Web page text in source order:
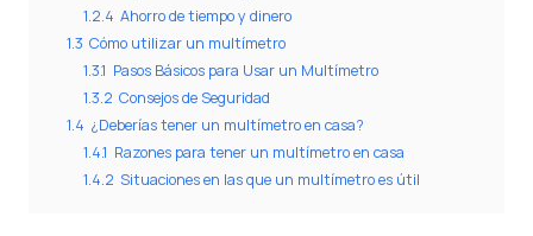
1.2.4 Ahorro de tiempo y dinero
1.3 Cómo utilizar un multímetro
1.3.1 Pasos Básicos para Usar un Multímetro
1.3.2 Consejos de Seguridad
1.4 ¿Deberías tener un multímetro en casa?
1.4.1 Razones para tener un multímetro en casa
1.4.2 Situaciones en las que un multímetro es útil